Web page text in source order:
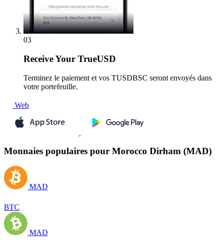
03
ReceiveYour TrueUSD
Terminez le paiement et vos TUSDBSC seront envoyés dans
votre portefeuille.
Web
Monnaies populaires pour Morocco Dirham (MAD)
MAD
BTC
MAD